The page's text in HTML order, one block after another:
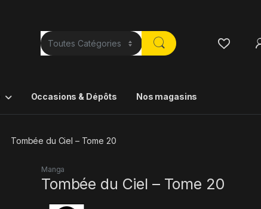
Occasions & Dépôts Nos magasins
Tombée du Ciel – Tome 20
Manga
Tombée du Ciel – Tome 20